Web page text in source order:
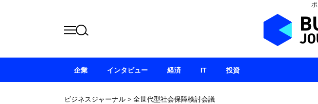
ビジネスジャーナル > 全世代型社会保障検討会議
企業 インタビュー 経済 IT 投資